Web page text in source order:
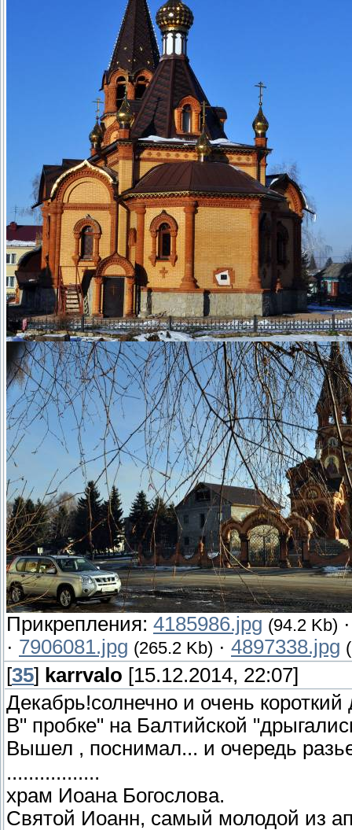
Прикрепления: 4185986.jpg (94.2 Kb)
· 7906081.jpg (265.2 Kb) · 4897338.jpg
[35] karrvalo [15.12.2014, 22:07]
Декабрь!солнечно и очень короткий
В" пробке" на Балтийской
Вышел , поснимал... и очередь
.................
храм Иоана Богослова.
Святой Иоанн, самый молодой из